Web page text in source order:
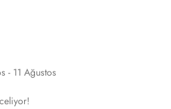
- 11 Ağustos